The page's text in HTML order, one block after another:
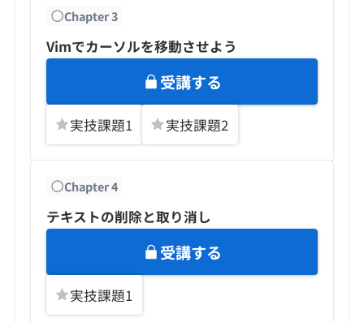
Chapter3
Vimでカーソルを移動させよう
受講する
実技課題1 実技課題2
Chapter4
テキストの削除と取り消し
受講する
実技課題1